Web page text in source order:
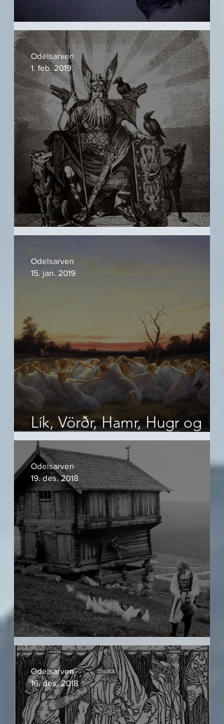
Sólin styrkist - Eldbjörg
Óðinn og hva han er
Odelsarven
1. feb. 2019
Lík, Vörðr, Hamr, Hugr og
Önd
Odelsarven
15. jan. 2019
Navnforskningens skatter
Odelsarven
19. des. 2018
Odelsarven
16. des. 2018